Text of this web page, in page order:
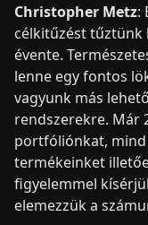
Christopher Metz:
célkitűzést tűztünk
évente.
lenne egy fontos
vagyunk más
rendszerekre. Már
portfóliónkat,
termékeinket
figyelemmel
elemezzük a